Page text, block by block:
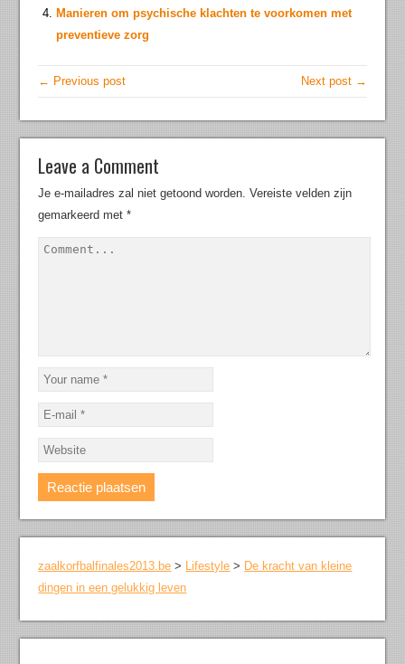
Manieren om psychische klachten te voorkomen met
preventieve zorg
← Previous post Next post →
Leave a Comment
Je e-mailadres zal niet getoond worden. Vereiste velden zijn
gemarkeerd met*
zaalkorfbalfinales2013.be > Lifestyle > De kracht van kleine
dingen in een gelukkig leven